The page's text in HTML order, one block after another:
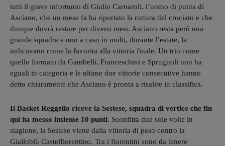
tutti il grave infortunio di Giulio Carnaroli, l’uomo di punta di
Asciano, che un mese fa ha riportato la rottura del crociato e che
dunque dovrà restare per diversi mesi. Asciano resta però una
grande squadra e non a caso in molti, durante l’estate, la
indicavano come la favorita alla vittoria finale. Un trio come
quello formato da Gambelli, Franceschini e Sprugnoli non ha
eguali in categoria e le ultime due vittorie consecutive hanno
detto chiaramente che Asciano è pronta a risalire in classifica.
Il Basket Reggello riceve la Sestese, squadra di vertice che fin
qui ha messo insieme 10 punti. Sconfitta due sole volte in
stagione, la Sestese viene dalla vittoria di peso contro la
Gialloblù Castelfiorentino. Tra i fiorentini sono da tenere